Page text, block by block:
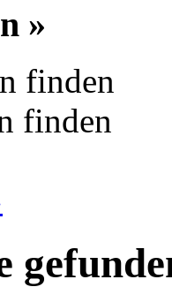
»
finden
finden